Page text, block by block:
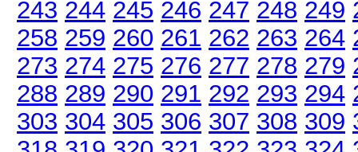
243 244 245 246 247 248 249
258 259 260 261 262 263 264
273 274 275 276 277 278 279
288 289 290 291 292 293 294
303 304 305 306 307 308 309